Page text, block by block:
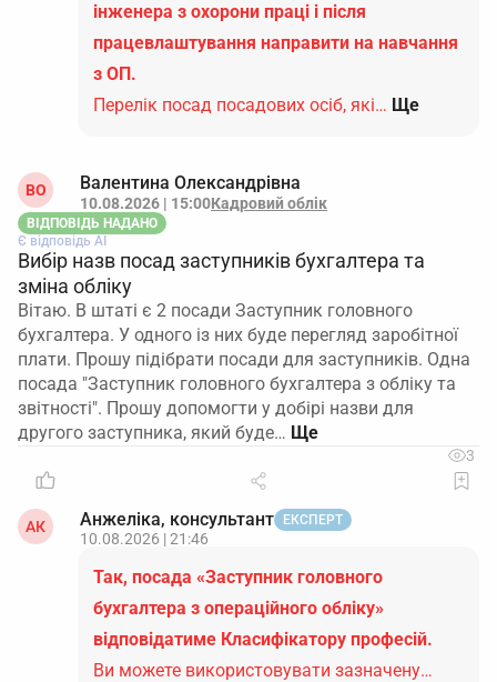
інженера з охорони праці і після
працевлаштування направити на навчання
з ОП.
Перелік посад посадових осіб, які… Ще
ВО Валентина Олександрівна
10.08.2026 | 15:00Кадровий облік
ВІДПОВІДЬ НАДАНО
Є відповідь АІ
Вибір назв посад заступників бухгалтера та
зміна обліку
Вітаю. В штаті є 2 посади Заступник головного
бухгалтера. У одного із них буде перегляд заробітної
плати. Прошу підібрати посади для заступників. Одна
посада "Заступник головного бухгалтера з обліку та
звітності". Прошу допомогти у добірі назви для
другого заступника, який буде…
3
АК Анжеліка, консультант ЕКСПЕРТ
10.08.2026 | 21:46
Так, посада «Заступник головного
бухгалтера з операційного обліку»
відповідатиме Класифікатору професій.
Ви можете використовувати зазначену…